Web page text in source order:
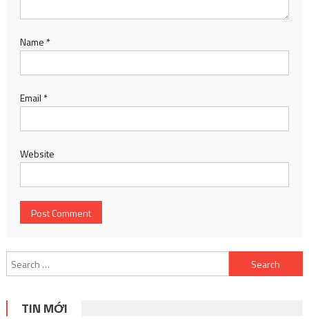
Name *
Email *
Website
Search
for:
TIN MỚI